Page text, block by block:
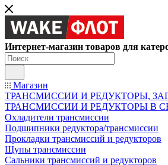
Интернет-магазин товаров для
Магазин
ТРАНСМИССИИ И РЕДУКТОРЫ,
ТРАНСМИССИИ И РЕДУКТОРЫ В
Охладители трансмиссии
Подшипники редуктора/трансмиссии
Прокладки трансмиссий и редукторов
Щупы трансмиссии
Сальники трансмиссий и редукторов